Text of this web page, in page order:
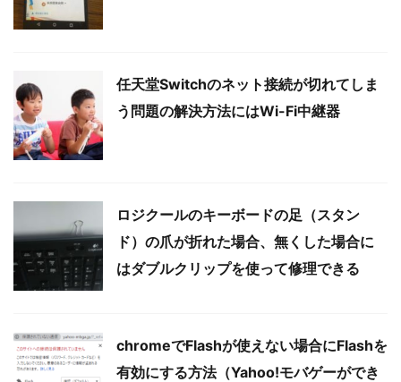
任天堂Switchのネット接続が切れてしま
う問題の解決方法にはWi-Fi中継器
ロジクールのキーボードの足（スタン
ド）の爪が折れた場合、無くした場合に
はダブルクリップを使って修理できる
chromeでFlashが使えない場合にFlashを
有効にする方法（Yahoo!モバゲーができ